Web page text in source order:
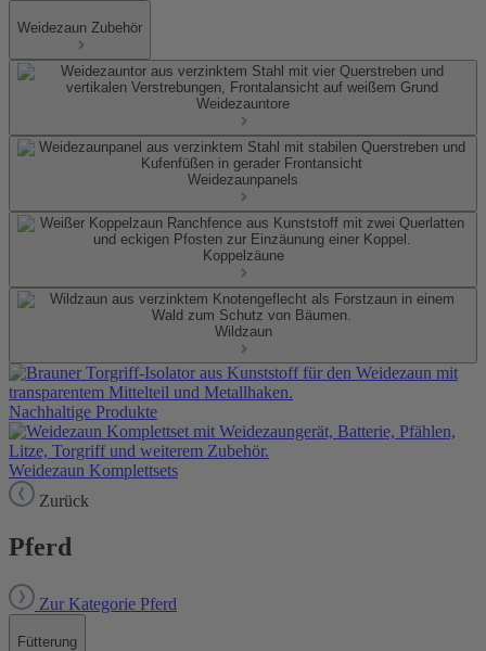
Weidezaun Zubehör
Weidezauntore
Weidezaunpanels
Koppelzäune
Wildzaun
Nachhaltige Produkte
Weidezaun Komplettsets
Zurück
Pferd
Zur Kategorie Pferd
Fütterung